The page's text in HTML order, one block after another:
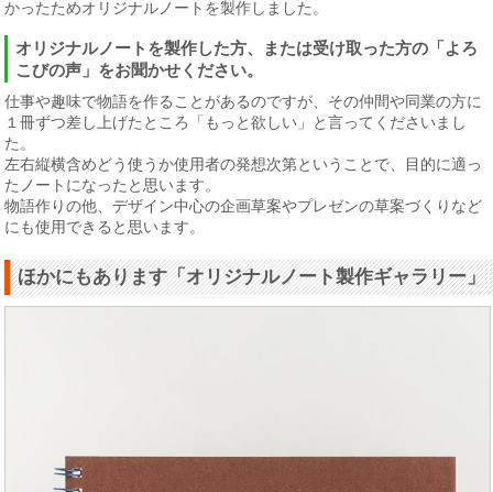
かったためオリジナルノートを製作しました。
オリジナルノートを製作した方、または受け取った方の「よろ
こびの声」をお聞かせください。
仕事や趣味で物語を作ることがあるのですが、その仲間や同業の方に
１冊ずつ差し上げたところ「もっと欲しい」と言ってくださいまし
た。
左右縦横含めどう使うか使用者の発想次第ということで、目的に適っ
たノートになったと思います。
物語作りの他、デザイン中心の企画草案やプレゼンの草案づくりなど
にも使用できると思います。
ほかにもあります「オリジナルノート製作ギャラリー」